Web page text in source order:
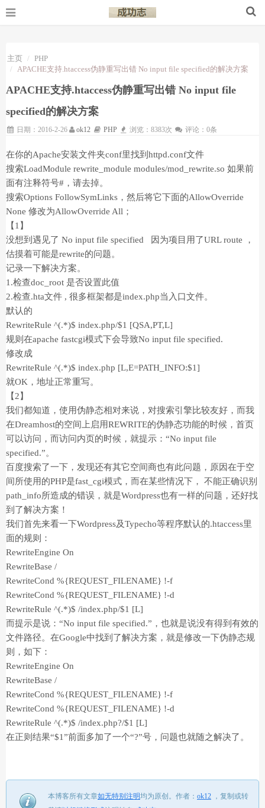
主页
PHP
APACHE支持.htaccess伪静重写出错 No input file specified的解决方案
APACHE支持.htaccess伪静重写出错 No input file
specified的解决方案
日期：2016-2-26 ok12 PHP 浏览：8383次 评论：0条
在你的Apache安装文件夹conf里找到httpd.conf文件
搜索LoadModule rewrite_module modules/mod_rewrite.so 如果前
面有注释符号#，请去掉。
搜索Options FollowSymLinks，然后将它下面的AllowOverride
None 修改为AllowOverride All；
【1】
没想到遇见了 No input file specified 因为项目用了URL route ，
估摸着可能是rewrite的问题。
记录一下解决方案。
1.检查doc_root 是否设置此值
2.检查.hta文件 , 很多框架都是index.php当入口文件。
默认的
RewriteRule ^(.*)$ index.php/$1 [QSA,PT,L]
规则在apache fastcgi模式下会导致No input file specified.
修改成
RewriteRule ^(.*)$ index.php [L,E=PATH_INFO:$1]
就OK，地址正常重写。
【2】
我们都知道，使用伪静态相对来说，对搜索引擎比较友好，而我
在Dreamhost的空间上启用REWRITE的伪静态功能的时候，首页
可以访问，而访问内页的时候，就提示：“No input file
specified.”。
百度搜索了一下，发现还有其它空间商也有此问题，原因在于空
间所使用的PHP是fast_cgi模式，而在某些情况下， 不能正确识别
path_info所造成的错误，就是Wordpress也有一样的问题，还好找
到了解决方案！
我们首先来看一下Wordpress及Typecho等程序默认的.htaccess里
面的规则：
RewriteEngine On
RewriteBase /
RewriteCond %{REQUEST_FILENAME} !-f
RewriteCond %{REQUEST_FILENAME} !-d
RewriteRule ^(.*)$ /index.php/$1 [L]
而提示是说：“No input file specified.”，也就是说没有得到有效的
文件路径。在Google中找到了解决方案，就是修改一下伪静态规
则，如下：
RewriteEngine On
RewriteBase /
RewriteCond %{REQUEST_FILENAME} !-f
RewriteCond %{REQUEST_FILENAME} !-d
RewriteRule ^(.*)$ /index.php?/$1 [L]
在正则结果“$1”前面多加了一个“?”号，问题也就随之解决了。
本博客所有文章如无特别注明均为原创。 作者： ok12 ， 复制或转